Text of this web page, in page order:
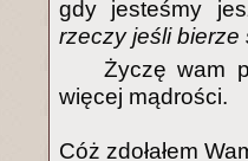
gdy jesteśmy
rzeczy jeśli bierze
Życzę wam
więcej mądrości.
Cóż zdołałem